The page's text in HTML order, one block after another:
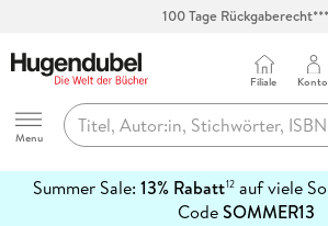
100 Tage Rückgaberecht***
Hugendubel
Menu
Filiale Konto
Summer Sale: 13% Rabatt12auf viele
CodeSOMMER13